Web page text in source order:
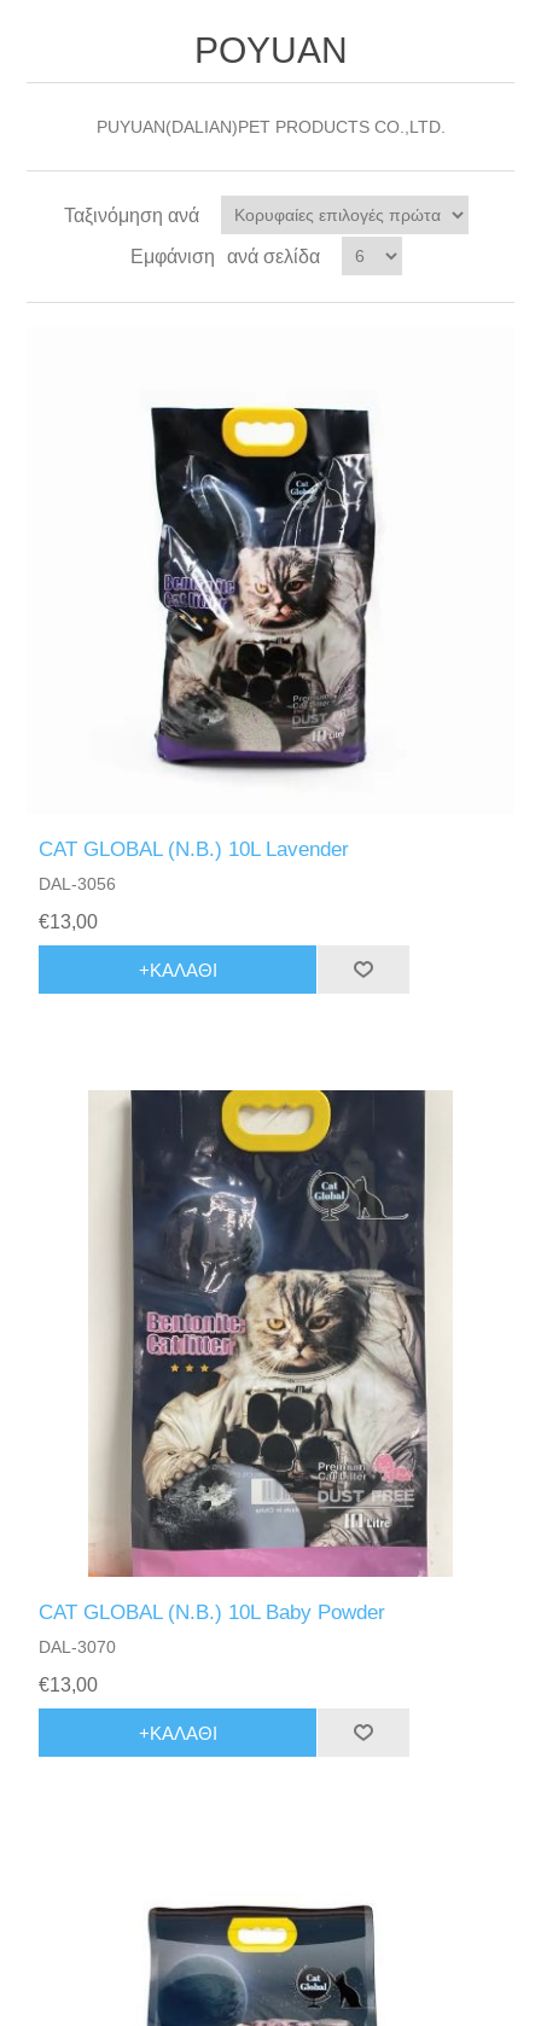
POYUAN
PUYUAN(DALIAN)PET PRODUCTS CO.,LTD.
Ταξινόμηση ανά
Εμφάνιση
ανά σελίδα
CAT GLOBAL (N.B.) 10L Lavender
DAL-3056
€13,00
+ΚΑΛΆΘΙ
CAT GLOBAL (N.B.) 10L Baby Powder
DAL-3070
€13,00
+ΚΑΛΆΘΙ